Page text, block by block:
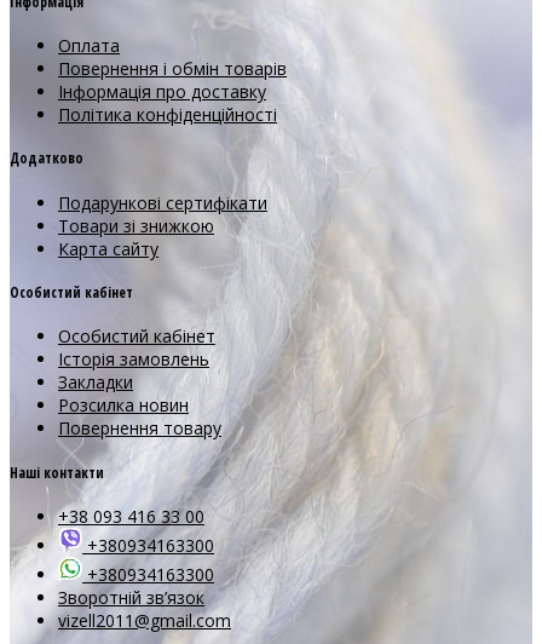
Оплата
Повернення і обмін товарів
Інформація про доставку
Політика конфіденційності
Додатково
Подарункові сертифікати
Товари зі знижкою
Карта сайту
Особистий кабінет
Особистий кабінет
Історія замовлень
Закладки
Розсилка новин
Повернення товару
Наші контакти
+38 093 416 33 00
+380934163300
+380934163300
Зворотній зв’язок
vizell2011@gmail.com